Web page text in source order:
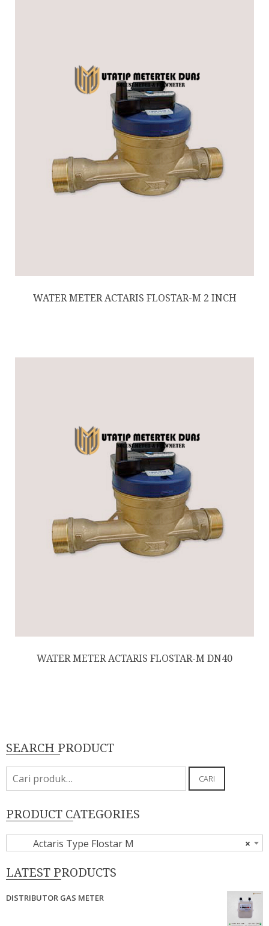
WATER METER ACTARIS FLOSTAR-M 2 INCH
WATER METER ACTARIS FLOSTAR-M DN40
SEARCH PRODUCT
Pencarian
untuk:
CARI
PRODUCT CATEGORIES
×
Actaris Type Flostar M
LATEST PRODUCTS
DISTRIBUTOR GAS METER